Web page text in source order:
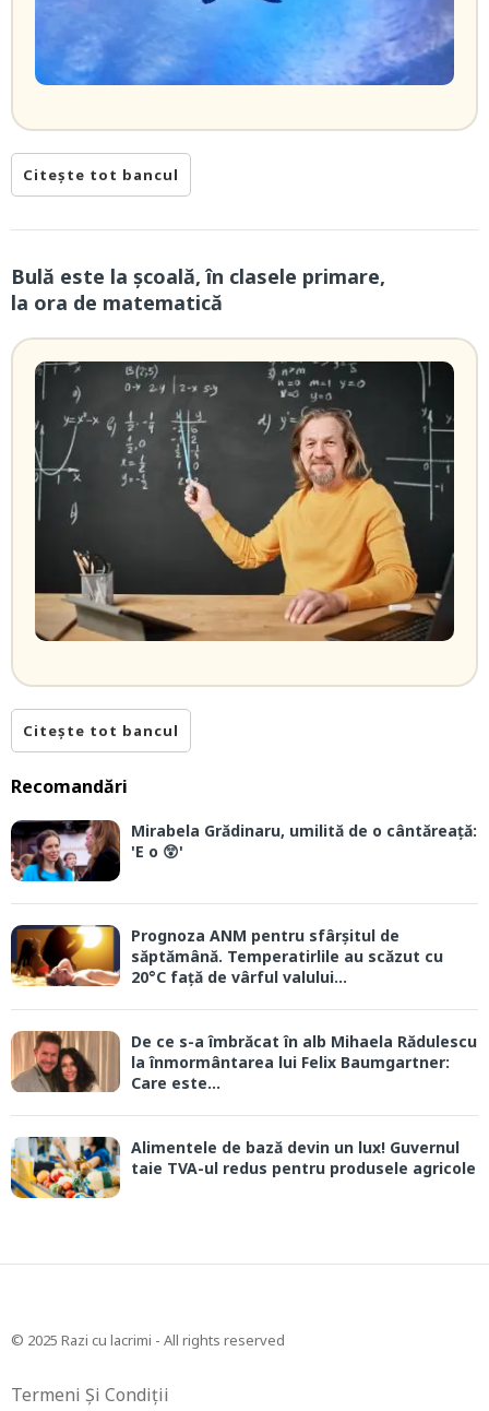
Citește tot bancul
Bulă este la școală, în clasele primare,
la ora de matematică
Citește tot bancul
Recomandări
Mirabela Grădinaru, umilită de o cântăreață:
'E o 😲'
Prognoza ANM pentru sfârșitul de
săptămână. Temperatirlile au scăzut cu
20°C față de vârful valului...
De ce s-a îmbrăcat în alb Mihaela Rădulescu
la înmormântarea lui Felix Baumgartner:
Care este...
Alimentele de bază devin un lux! Guvernul
taie TVA-ul redus pentru produsele agricole
© 2025 Razi cu lacrimi - All rights reserved
Termeni Și Condiții